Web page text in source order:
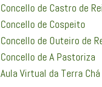
Concello de Castro de Rei
Concello de Cospeito
Concello de Outeiro de
Concello de A Pastoriza
Aula Virtual da Terra Chá